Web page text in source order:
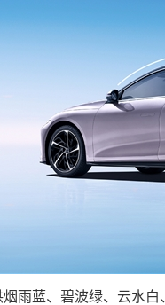
雨蓝、碧波绿、云水